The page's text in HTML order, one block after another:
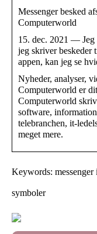
Messenger besked
Computerworld
15. dec. 2021 — Jeg
jeg skriver beskeder
appen, kan jeg se
Nyheder, analyser,
Computerworld er
Computerworld
software,
telebranchen, it-
meget mere.
Keywords: messenger
symboler